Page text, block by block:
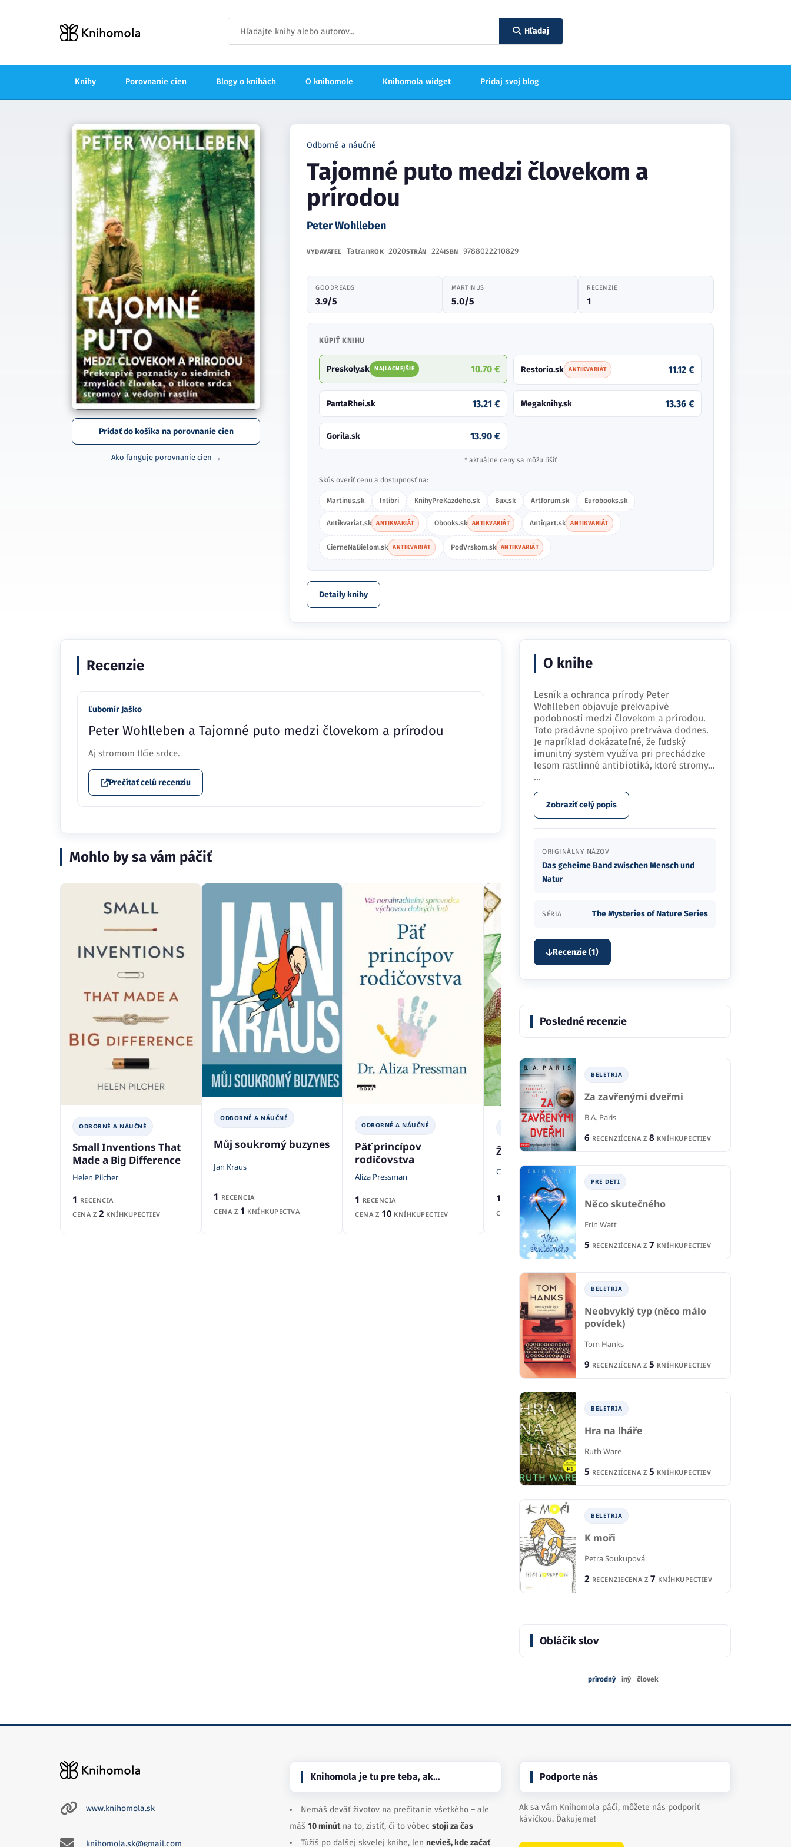
Hľadaj
Knihy Porovnanie cien Blogy o knihách O knihomole Knihomola widget Pridaj svoj blog
Pridať do košíka na porovnanie cien
Ako funguje porovnanie cien →
Odborné a náučné
Tajomné puto medzi človekom a
prírodou
Peter Wohlleben
VYDAVATEĽ TatranROK 2020STRÁN 224ISBN 9788022210829
GOODREADS
3.9/5
MARTINUS
5.0/5
RECENZIE
1
KÚPIŤ KNIHU
Preskoly.sk NAJLACNEJŠIE 10.70 € Restorio.sk ANTIKVARIÁT 11.12 €
PantaRhei.sk 13.21 € Megaknihy.sk 13.36 €
Gorila.sk 13.90 €
* aktuálne ceny sa môžu líšiť
Skús overiť cenu a dostupnosť na:
Martinus.sk Inlibri KnihyPreKazdeho.sk Bux.sk Artforum.sk Eurobooks.sk
Antikvariat.sk ANTIKVARIÁT Obooks.sk ANTIKVARIÁT Antiqart.sk ANTIKVARIÁT
CierneNaBielom.sk ANTIKVARIÁT PodVrskom.sk ANTIKVARIÁT
Detaily knihy
Recenzie
Ľubomír Jaško
Peter Wohlleben a Tajomné puto medzi človekom a prírodou
Aj stromom tlčie srdce.
Prečítať celú recenziu
Mohlo by sa vám páčiť
ODBORNÉ A NÁUČNÉ
Small Inventions That
Made a Big Difference
Helen Pilcher
1 RECENCIA
CENA Z 2 KNÍHKUPECTIEV
ODBORNÉ A NÁUČNÉ
Můj soukromý buzynes
Jan Kraus
1 RECENCIA
CENA Z 1 KNÍHKUPECTVA
ODBORNÉ A NÁUČNÉ
Päť princípov
rodičovstva
Aliza Pressman
1 RECENCIA
CENA Z 10 KNÍHKUPECTIEV
ODBORNÉ A NÁUČNÉ
Život bez plastov
Chantal Plamondon Jay Sinha
1
RECENCIA
CENA Z5 KNÍHKUPECTIEV
1 RECENCIA
O knihe
Lesník a ochranca prírody Peter
Wohlleben objavuje prekvapivé
podobnosti medzi človekom a prírodou.
Toto pradávne spojivo pretrváva dodnes.
Je napríklad dokázateľné, že ľudský
imunitný systém využíva pri prechádzke
lesom rastlinné antibiotiká, ktoré stromy…
...
Zobraziť celý popis
ORIGINÁLNY NÁZOV
Das geheime Band zwischen Mensch und
Natur
SÉRIA The Mysteries of Nature Series
Recenzie (1)
Posledné recenzie
BELETRIA
Za zavřenými dveřmi
B.A. Paris
6 RECENZIÍCENA Z 8 KNÍHKUPECTIEV
PRE DETI
Něco skutečného
Erin Watt
5 RECENZIÍCENA Z 7 KNÍHKUPECTIEV
BELETRIA
Neobvyklý typ (něco málo
povídek)
Tom Hanks
9 RECENZIÍCENA Z 5 KNÍHKUPECTIEV
BELETRIA
Hra na lháře
Ruth Ware
5 RECENZIÍCENA Z 5 KNÍHKUPECTIEV
BELETRIA
K moři
Petra Soukupová
2 RECENZIECENA Z 7 KNÍHKUPECTIEV
Obláčik slov
prírodný iný človek
www.knihomola.sk
knihomola.sk@gmail.com
Knihomola je tu pre teba, ak…
Nemáš deväť životov na prečítanie všetkého – ale
máš 10 minútna to, zistiť, či to vôbec stojí za čas
Túžiš po ďalšej skvelej knihe, len nevieš, kde začať
Podporte nás
Ak sa vám Knihomola páči, môžete nás podporiť
kávičkou. Ďakujeme!